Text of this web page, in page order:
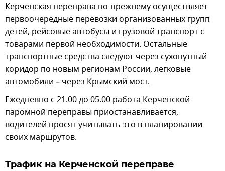
Керченская переправа по-прежнему осуществляет
первоочередные перевозки организованных групп
детей, рейсовые автобусы и грузовой транспорт с
товарами первой необходимости. Остальные
транспортные средства следуют через сухопутный
коридор по новым регионам России, легковые
автомобили – через Крымский мост.
Ежедневно с 21.00 до 05.00 работа Керченской
паромной переправы приостанавливается,
водителей просят учитывать это в планировании
своих маршрутов.
Трафик на Керченской переправе